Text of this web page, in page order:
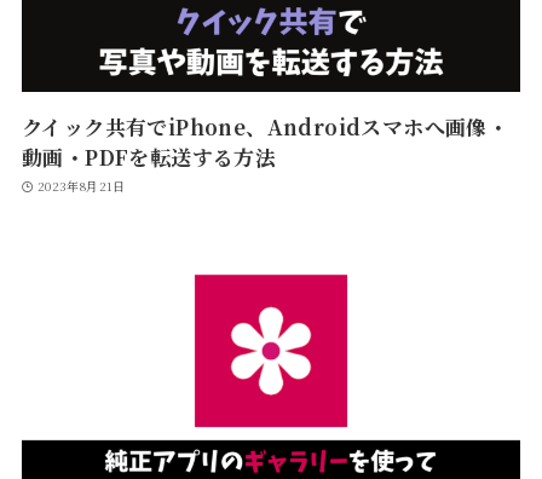
クイック共有でiPhone、Androidスマホへ画像・
動画・PDFを転送する方法
2023年8月21日